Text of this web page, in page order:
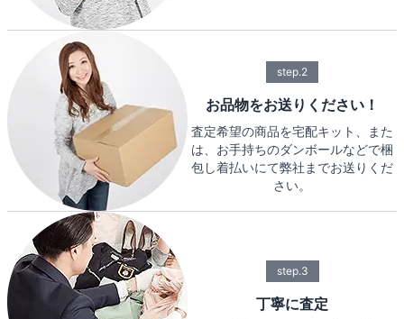
step.2
お品物をお送りください！
査定希望の商品を宅配キット、また
は、お手持ちのダンボールなどで梱
包し着払いにて弊社までお送りくだ
さい。
step.3
丁寧に査定